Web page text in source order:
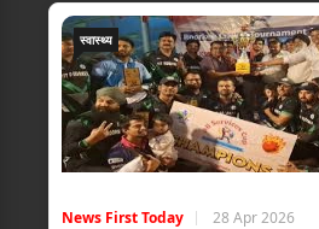
स्वास्थ्य
News First Today 28 Apr 2026